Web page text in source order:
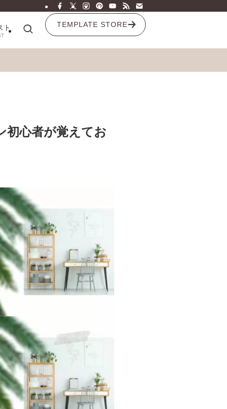
ト TEMPLATE STORE
初心者が覚えてお